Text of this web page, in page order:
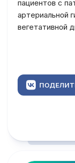
пациентов с
артериальной
вегетативной